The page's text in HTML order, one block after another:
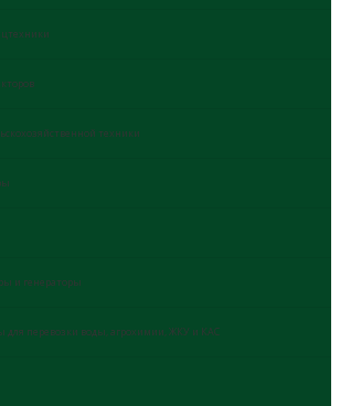
техники
и генераторы
для перевозки воды, агрохимии, ЖКУ и КАС